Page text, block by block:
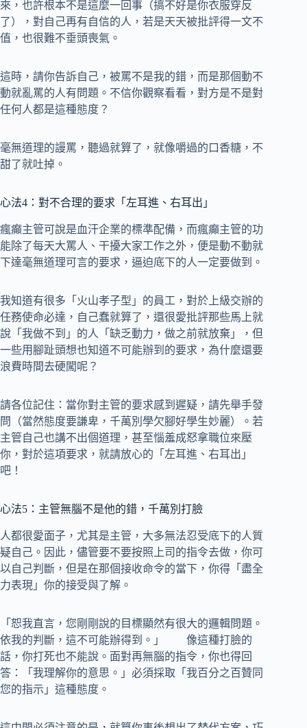
來，也許根本不是這麼一回事（搞不好是你衣服穿反
了），對自己再有自信的人，若是天天被批評得一文不
值，也很難不垂頭喪氣。
這時，請你告訴自己，被罵不是我的錯，而是那個動不
動就亂罵的人有問題。不信你觀察看看，對方是不是對
任何人都是這種態度？
毫無道理的謾罵，聽過就算了，就像嚼過的口香糖，不
甜了就吐掉。
心法4：對不合理的要求「左耳進、右耳出」
瘋癲主管可說是血汗企業的標準配備，而瘋癲主管的功
能除了每天大罵人、干擾大家工作之外，便是動不動就
下達毫無道理可言的要求，逼迫底下的人一定要做到。
我知道有很多「火山孝子型」的員工，對於上級交辦的
任務使命必達，自己蠢就算了，還很愛批評那些馬上就
說「我做不到」的人「缺乏動力，做之前就放棄」，但
一些用腳趾頭想也知道不可能辦到的要求，為什麼還要
浪費時間去硬闖呢？
請各位記住：當你對主管的要求感到遲疑，請先舉手發
問（當然態度要謙卑，千萬別學欠腳好學生妙麗）。若
主管自己也講不出個道理，甚至惱羞成怒拿職位來壓
你，對於這項要求，就請放心的「左耳進、右耳出」
吧！
心法5：主管無腦不是他的錯，千萬別打臉
人都很愛面子，尤其是主管，大多無法忍受底下的人質
疑自己。因此，儘管要不要按照上司的指令去做，你可
以自己判斷，但是在那個接收命令的當下，你得「盡全
力表現」你的接受與了解。
「恕我直言，您剛剛說的目標顯然有很大的邏輯問題。
依我的判斷，這不可能辦得到。」 像這種打臉的
話，你打死也不能說。面對再無腦的指令，你也得回
答：「我理解你的意思。」必須採取「我百分之百贊同
您的指示」這種態度。